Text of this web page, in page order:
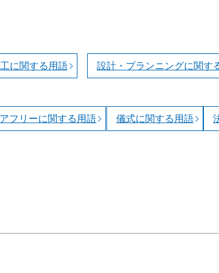
に関する用語 設計・プランニングに関す
フリーに関する用語 儀式に関する用語